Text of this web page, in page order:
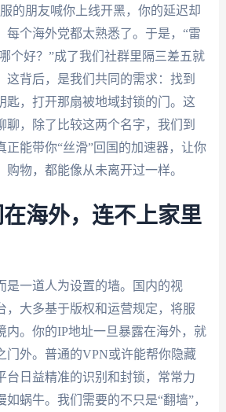
的朋友喊你上线开黑，你的延迟却
每个海外党都太熟悉了。于是，“雷
个好？”成了我们社群里隔三差五就
这背后，是我们共同的需求：找到
匙，打开那扇被地域封锁的门。这
聊，除了比较这两个名字，我们到
正能带你“丝滑”回国的加速器，让你
物，都能像从未离开过一样。
海外，连不上家里
是一道人为设置的墙。国内的视
，大多基于版权和运营规定，将服
内。你的IP地址一旦暴露在海外，就
门外。普通的VPN或许能帮你隐藏
台日益精准的识别和封锁，常常力
蜗牛。我们需要的不只是“翻墙”，